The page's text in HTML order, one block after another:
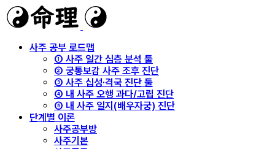
사주 공부 로드맵
① 사주 일간 심층 분석 툴
② 궁통보감 사주 조후 진단
③ 사주 십성·격국 진단 툴
④ 내 사주 오행 과다/고립 진단
⑤ 내 사주 일지(배우자궁) 진단
단계별 이론
사주공부방
사주기본